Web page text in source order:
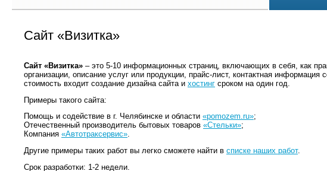
Сайт «Визитка»
Сайт «Визитка» – это 5-10 информационных страниц, включающих в себя, как
организации, описание услуг или продукции, прайс-лист, контактная информация
стоимость входит создание дизайна сайта и хостинг сроком на один год.
Примеры такого сайта:
Помощь и содействие в г. Челябинске и области «pomozem.ru»;
Отечественный производитель бытовых товаров «Стельки»;
Компания «Автотраксервис».
Другие примеры таких работ вы легко сможете найти в списке наших работ.
Срок разработки: 1-2 недели.